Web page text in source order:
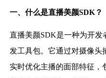
一、什么是直播美颜SDK？
直播美颜SDK是一种为开
发工具包。它通过对摄像头
实时优化主播的面部特征，